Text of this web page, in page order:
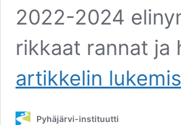
2022-2024
rikkaat rannat
artikkelin
Pyhäjärven
rikkaat
herkät
Pyhäjärvi-instituutti